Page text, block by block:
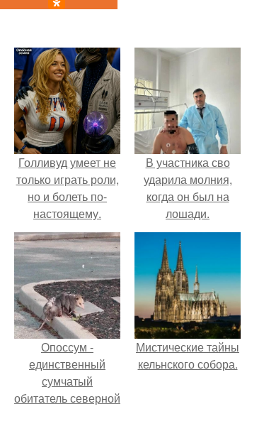
Голливуд умеет не
только играть роли,
но и болеть по-
настоящему.
В участника сво
ударила молния,
когда он был на
лошади.
Опоссум -
единственный
сумчатый
обитатель северной
Мистические тайны
кельнского собора.